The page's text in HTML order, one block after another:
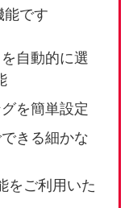
です
自動的に選
を簡単設定
きる細かな
をご利用いた